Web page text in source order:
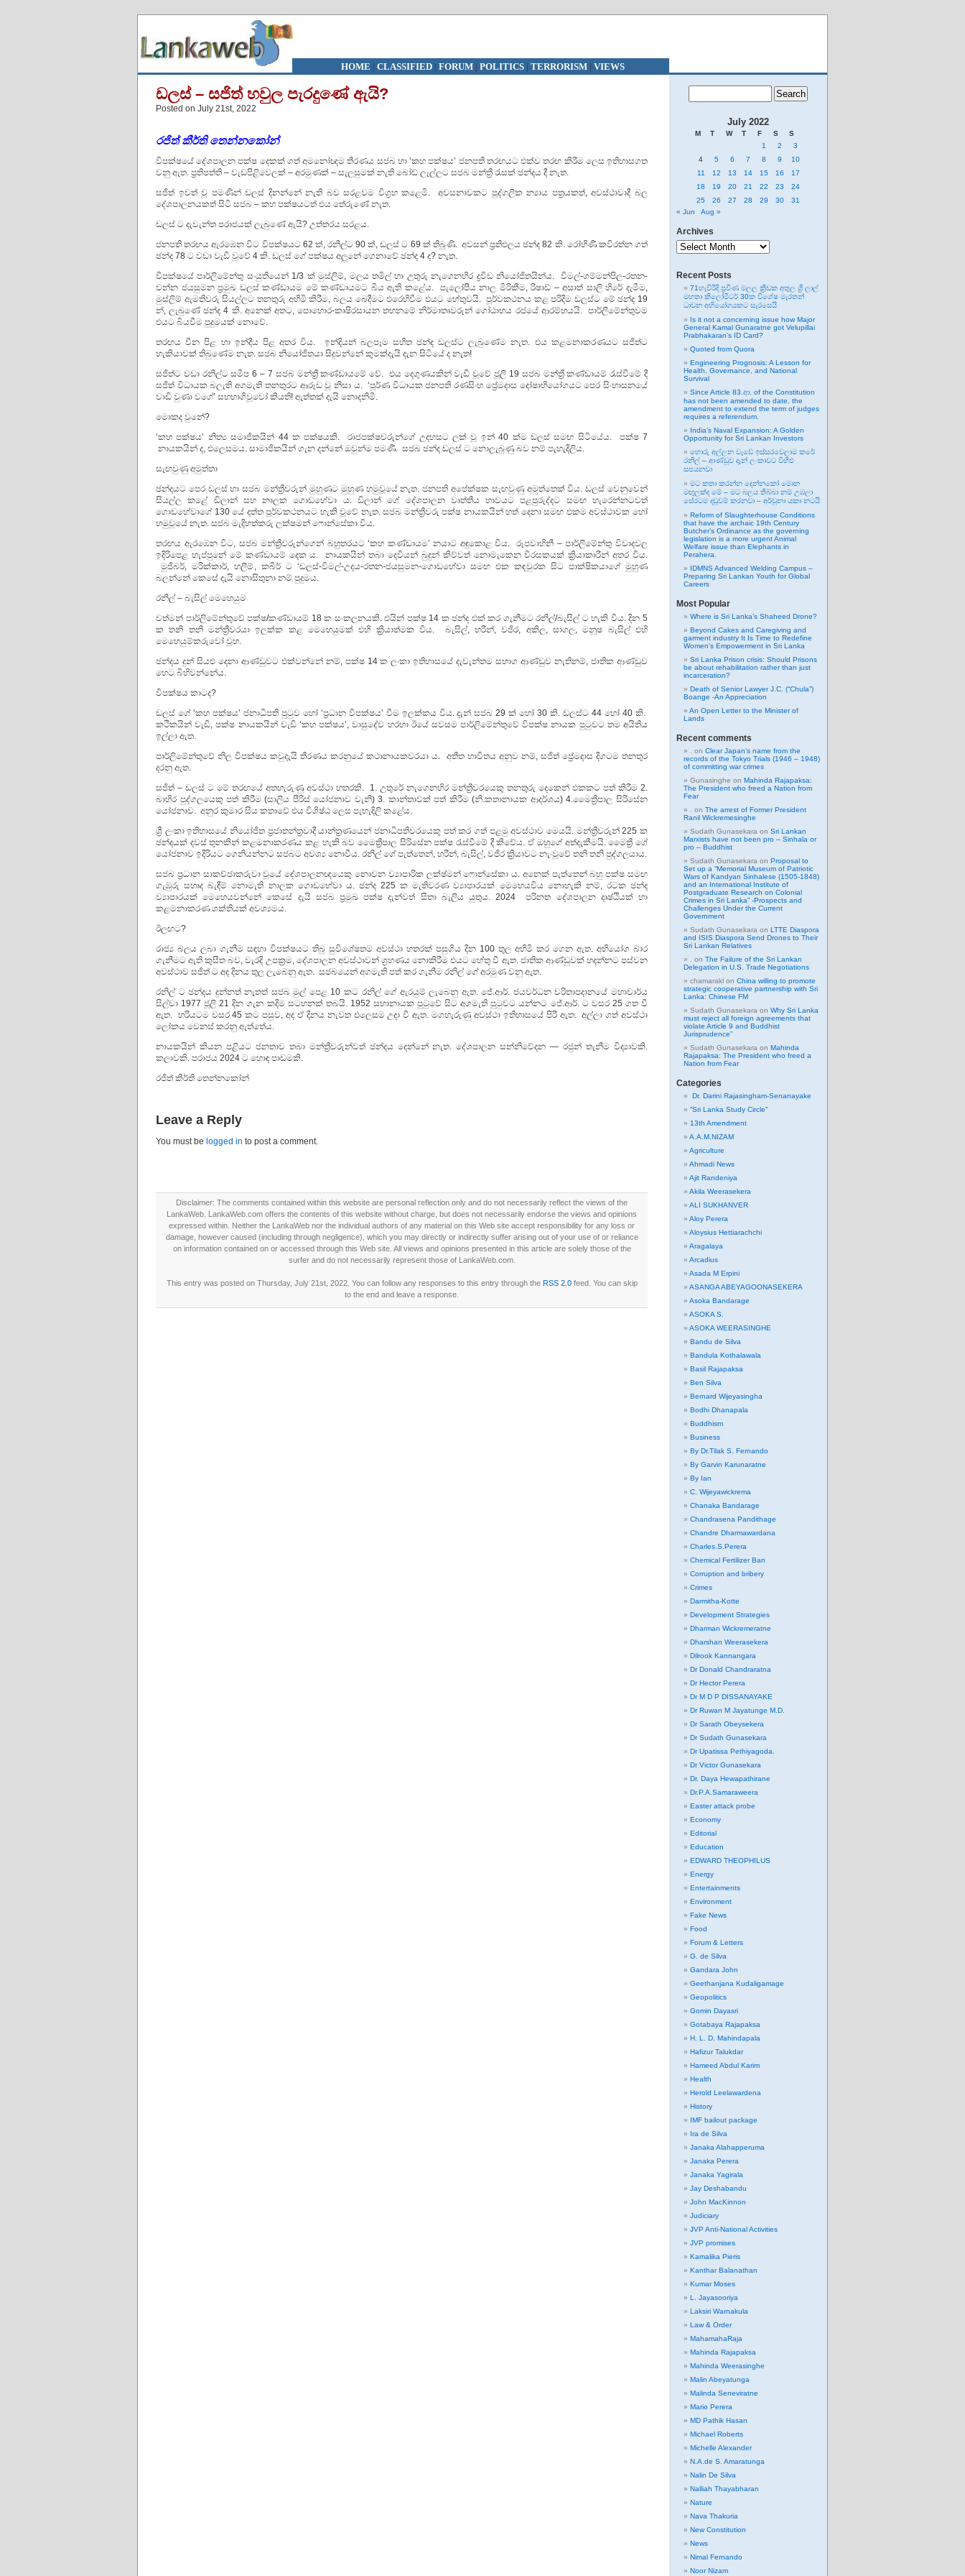
HOME | CLASSIFIED| FORUM| POLITICS | TERRORISM| VIEWS
ඩලස් – සජිත් හවුල පැරදුණේ ඇයි?
Posted on July 21st, 2022
රජිත් කීර්ති තෙන්නකෝන්
විපක්ෂයේ දේශපාලන පක්ෂ දෙකක් ගත් අමනෝඥම තීරණය සජබ හා ‘කහ පක්ෂය’ ජනපති තරඟයට එක්ව තරඟ කිරීම ලෙස ඉතිහාසගත
වනු ඇත. ප්‍රතිපත්ති – වැඩපිළිවෙලක් – අරමුණක් – සැලසුමක් නැති බෝඩ් ලෑල්ලට සජබ මන්ත්‍රී රැසක් ඡන්දය දී නැත.
සජිත් ඉවත් වූ පමණින් ඩලස් දිනන්නේ නැති බව සරළවම විග්‍රහ කළෙමි. අවසනාවකට පුද්ගලික න්‍යාය පත්‍රයකත්, අවස්ථාවාදී බල
දේශපාලනයකත් සිටි සජබ – කහ පක්ෂයටත් එය තේරුණේ නැත.
ඩලස් ට දැවැන්ත පරාජයක් ලැබුණේ ඇයි? උත්තරය සරළය.
ජනපති තරඟය ඇරඹෙන විට විපක්ෂයට 62 ක්, රනිල්ට 90 ක්, ඩලස් ට 69 ක් තිබූණි. අවසන් ප්‍රතිඑලය ඡන්ද 82 කි. රෝහිණී කවිරත්න ගත්
ඡන්ද 78 ට වඩා වැඩි වූවේ 4 කි. ඩලස් ගේ පක්ෂය අලුනේ ගෙනාවේ ඡන්ද 4 ද? නැත.
විපක්ෂයේ පාර්ලිමේන්තු සංයුතියෙන් 1/3 ක් මුස්ලිම්, මලය තමිල් හා උතුරු නැගෙනහිර ද්‍රවිඩ නියෝජිතයින්ය. විමල්-ගම්මන්පිල-රතන-
චන්න ජයසුමන ප්‍රමුඛ ඩලස් කණ්ඩායම මේ කණ්ඩායමට බිය ඇති කළේය. පැලෝපීය නාල මිරිකීම, රිෂාඩ් – අසාත් සාලි හිරේ දැමීම,
මුස්ලිම් ඇමතිවරු සියල්ලට තනතුරු අහිමි කිරීම, බලය බෙදීමට එරෙහිවීම එයට හේතුවයි. පූර්වකථනය කළ පරිදිම ඩලස්ට මේ ඡන්ද 19
න්, ලැබුණේ ඡන්ද 4 කි. අනෙක් අතට, පොහොර-කෘෂිරසායන තහනමේ නිර්මාතෘවරුන් ගෝඨාභය රජයේ ආරම්භයයි. පාර්ලිමේන්තුවම
එයට බියවීම පුදුමයක් නොවේ.
තරඟය චීන පිළ හා ඉන්දීය පිළ අතර විය. ඉන්දියන් බලපෑම සහිත ඡන්ද ඩලස්ට ලැබුණේම නැත. එය කළමනාකරණයට සජිත්ට
හැකියාවක් තිබුණේම නැත. සජබ නියෝජිතයා සිදුවන්නේ කුමක්දැයි දැන සිටියේ ද නැත!
සජිත්ට වඩා රනිල්ට සමීප 6 – 7 සජබ මන්ත්‍රී කණ්ඩායමේ වේ. එය දෙගුණයකින් වැඩි වූවේ ජූලි 19 සජබ මන්ත්‍රී කණ්ඩායම් රැස්වීමේ දී
සජිත් විධායක බලැති අගමැති තනතුරට ආරූඩ වූ නිසා ය. ‘පූර්ණ විධායක ජනපති රණසිංහ ප්‍රේමදාස දෝෂාභියෝගයට පෙර සිංහාසනයේ
වාඩි වුණා වගේ’ සහභාගිවූවෝ කියති! ඇත්තක් දැයි නොදනිමි.
මොකද වුනේ?
‘කහ පක්ෂය’ නිත්‍ය සමාජිකයින් 44 ක පක්ෂයකි. රාජපක්ෂවරුන්ගේ උදහසට ලක් වූ ඉන් 40 ක්ම ඩලස් සමඟ සිටියේය. පක්ෂ 7
නායකයින් ද, එලෙසමය. සාමාජිකයින් ගැන දන්නේ ඔවුන්ම පමණී. සජබ ඡන්ද ඩලස් ට නොලැබුණු බව නම් පැහැදිලිය.
සැඟවුණු අමුත්තා
ඡන්දයට පෙර ඩලස් හා සජබ මන්ත්‍රීවරුන් මුහුණට මුහුණ හමුවූයේ නැත. ජනපති අපේක්ෂක සැඟවුණු අමුත්තෙක් විය. ඩලස් වෙනුවෙන්
සියල්ල කළේ ඩිලාන් සහ නාලක ගොඩහේවා ය. ඩිලාන් ගේ දේශපාලන වෘත්තීය භාවයට පළපුරුද්දට සමඟ හැරෙන්නටවත්
ගොඩහේවාගේ 130 යේ දත්ත පූර්වකථනයට හැකි වූවේ නැත. සජබ මන්ත්‍රීවරු පක්ෂ නායකයින් හත් දෙනා සමඟ එකම අවස්ථාවක හෝ
හමුවූයේ නැත. සජබ මැදිහත්කරු ලක්ෂමන් ෆොන්සේකා විය.
තරඟය ඇරඹෙන විට, සජබ මන්ත්‍රීවරුන්ගෙන් බහුතරයට ‘කහ කණ්ඩායම’ නයාට අඳුකොළ විය. රූපවාහිනී – පාර්ලිමේන්තු විවාදවල
ඉදිරිපෙළ හැප්පුනේ මේ කණ්ඩායම් දෙක ය. නායකයින් තබා දෙවියන් බුදුන් කිව්වත් නොමැකෙන විරසකයක් ක්‍රියාකාරීන් අතර විය.
මුජිබර්, මරික්කාර්, හලීම්, කබීර් ට ‘ඩලස්-විමල්-උදය-රතන-ජයසුමන-ගොඩහේවා සමඟ එක කඳවුරක සිට පාක්ෂිකයාගේ මුහුණ
බලන්නේ කෙසේ දැයි නොසිතුනා නම් පුදුමය.
රනිල් – බැසිල් මෙහෙයුම
වත්මන් පාර්ලිමේන්තුවේ පක්ෂ/කණ්ඩායම් 18 ක සංකලනයකි. එයින් පක්ෂ 14 ක ඡන්ද එක් කර ගැනීමට රනිල්/බැසිල් ට හැකි විය. දින 5
ක තනි තනි මන්ත්‍රීවරයා ඉලක්ක කළ මෙහෙයුමක් එහි ක්‍රියාත්මක විය. බැසිල්, හරීන්, වජිර, අකිල, සාගල, මනූෂ බැසිල් එහි
මෙහෙයුම්කරුවෝ වූහ.
ඡන්දය දුන් සියළු දෙනා ආණ්ඩුවට එක්වන්නේ නම්, පක්ෂ 14 ක ලංකා ඉතිහාසයේ දැවැන්තම සභාග ආණ්ඩුව නැතිනම්, ජාතික ආණ්ඩුව
හෙට බිහිවන්නේය.
විපක්ෂය කාටද?
ඩලස් ගේ ‘කහ පක්ෂය’ ජනාධිපති පුටුව හෝ ‘ප්‍රධාන විපක්ෂය’ වීම ඉලක්කය විය. දැන් සජබ 29 ක් හෝ 30 කි. ඩලස්ට 44 හෝ 40 කි.
කථිකයින් වැඩි, පක්ෂ නායකයින් වැඩි ‘කහ පක්ෂය’, වාසුදේව හරහා ඊයේ සවසම පාර්ලිමේන්තුවේ විපක්ෂ නායක පුටුවට තම අයිතිය
ඉල්ලා ඇත.
පාර්ලිමේන්තුවේ නිල විපක්ෂය කවුදැයි තීරණය කරනුයේ කථානායකවරයා ය. අතීත භාවිතය අනුව නම්, සජිත් ප්‍රේමදාස දිගටම තනතුර
දරනු ඇත.
සජිත් – ඩලස් ට මේ තරඟයේ අතහැරුණු අවස්ථා හතරකි. 1. උතුරේ නැගෙනහිර මන්ත්‍රීවරයෙකු තනතුරු දෙකෙන් එකකට පත් කිරීම 2.
බාහිර පුද්ගලයෙකු පත් කිරීම (සාලිය පීරිස් යෝජනාව වැනි) 3. කාන්තාවක් පත් කිරීම (නි.කතානායක ආදර්ශය) 4.මෛත්‍රීපාල සිරිසේන
යෝජනාව. අනුර කුමාර සිය කතාවේ එය විශිෂ්ඨ ලෙස පැහැදිලි කළේය.
ශ්‍රී ලංකා ඉතිහාසයේ නියෝජිත ප්‍රජාතන්ත්‍රවාදී යාන්ත්‍රණයෙන් ජනාධිපතිවරයෙකු පත් කර ගත් පළමු අවස්ථාව මෙයයි. මන්ත්‍රීවරුන් 225 ක
ඡන්දයක් දවස් තුනකින් කළමනාකරණය කළ හැකි බව මෛත්‍රීපාල සිරිසේන පක්ෂ රැස්වීමේ දී කිවේය. ඒ ඔහුගේ අත්දැකීමයි. මෛත්‍රී ගේ
යෝජනාව ඉදිරියට ගෙනියන්නට සජබට අවශ්‍ය නොවීය. රනිල් ගේ පැත්තෙන්, හරීන්, බැසිල්, වජිර ක්‍රියාවට නැංවූවේ තනි තනි පුද්ගලයාය.
සජබ ප්‍රධාන සාකච්ඡාකරුවා වූයේ දේශපාලනඥයෙකු නොවන ව්‍යාපාරික ලක්ෂ්මන් ෆොන්සේකා ය. අනෙක් පැත්තෙන් බහු පක්ෂ සමඟ
ගැඹුරු සහෘද බැඳීම් නොමැති නාලක ගොඩහේවා ය. ඡන්ද 225 ක මැතිවරණ ව්‍යාපාරයක් මෙහෙයවිය නොහැකි නම්, රටක ඡන්ද
ව්‍යාපාරයක් මෙහෙයවන්නේ කෙසේ දැයි සජබ ප්‍රමුඛ පක්ෂ දැන්වත් සිතා බැලිය යුතුය. 2024 පරිනත දේශපාලන දෘෂ්ඨියක් හා
කළමනාකරණ ශක්තියක් අවශ්‍යමය.
ඊලඟට?
රාජ්‍ය බලය ලබා ගැනීම සඳහා විපක්ෂයට තිබූ සුවිශේෂතම අවස්ථා හතරක් පසුගිය දින 100 තුල අහිමි කර ගෙන ඇත. අභියෝග බාර
ගැනීමට ඇති කුසීත බව, වැරදි උපක්‍රම, දේශපාලන අවස්ථාවන් ග්‍රහණය නොකිරීම එයට හේතු වී ඇත. ජාතික ආණ්ඩුවක් හදන්නට පස්වන
අවස්ථාව සජිත් ට අද දිනය තුල ලැබෙනු ඇත. සජබයෙන් අගමැති පත් කර ගැනීම රනිල් ගේ අරමුණ වනු ඇත.
රනිල් ට ඡන්දය දුන්නත් නැතත් සජබ මුල් පෙළ 10 කට රනිල් ගේ ඇරයුම් ලැබෙනු ඇත. ජේ.ආර්. ජයවර්ධන චරිතාපදානයේ මහාචාර්ය
සිල්වා 1977 ජූලි 21 දින ගැන කදිම සටහනක් තබයි. 1952 සභානායක පුටුවේ සිට අගමැති පුටුවට යන්නට ජේ.ආර්. ට වසර 25 ගත වී
ඇත. හරියටම වසර 45 කට පසුව, අද ඒ දිනය නැවත එලෙසම උදා වී ඇත. මගහැරුණු අවස්ථා ඉතිහාසයේ පිරී ඇත. අල්ලා ගත් අවස්ථා
ලෝකය වෙනස් කරනු ඇත්තේය.
නායකයින් කියන පළියට ජනතාව තබා මන්ත්‍රීවරුන්වත් ඡන්දය දෙන්නේ නැත. දේශපාලන සන්නිවේදන — රජුන් තැනීම විද්‍යාවකි.
කලාවකි. පරාජය 2024 ට හොඳ පාඩමකි.
රජිත් කීර්ති තෙන්නකෝන්
Leave a Reply
You must be logged in to post a comment.
Disclaimer: The comments contained within this website are personal reflection only and do not necessarily reflect the views of the
LankaWeb. LankaWeb.com offers the contents of this website without charge, but does not necessarily endorse the views and opinions
expressed within. Neither the LankaWeb nor the individual authors of any material on this Web site accept responsibility for any loss or
damage, however caused (including through negligence), which you may directly or indirectly suffer arising out of your use of or reliance
on information contained on or accessed through this Web site. All views and opinions presented in this article are solely those of the
surfer and do not necessarily represent those of LankaWeb.com.
This entry was posted on Thursday, July 21st, 2022. You can follow any responses to this entry through the RSS 2.0feed. You can skip
to the end and leave a response.
July 2022
M T W T F S
S
1
2
3
4
5 6 7 8 9
10
11
12 13 14 15 16
17
18
19 20 21 22 23
24
25
26 27 28 29 30
31
« Jun
Aug »
Archives
Archives
Recent Posts
71හැවිරිදි ප්‍රවීණ මලල ක්‍රීඩක අතුල ශ්‍රී ලාල්
මහතා කිලෝමීටර් 30ක විශේෂ මැරතන්
ධාවන අභියෝගයකට සැරසෙයි
Is it not a concerning issue how Major
General Kamal Gunaratne got Velupillai
Prabhakaran’s ID Card?
Quoted from Quora
Engineering Prognosis: A Lesson for
Health, Governance, and National
Survival
Since Article 83.ආ. of the Constitution
has not been amended to date, the
amendment to extend the term of judges
requires a referendum.
India’s Naval Expansion: A Golden
Opportunity for Sri Lankan Investors
හොරු අල්ලන වැඩේ ඉස්සරවෙලාම කරේ
රනිල් – ආණ්ඩුව දැන් ලංකාවට විහිළු
සපයනවා
මට කතා කරන්න දෙන්නකෝ මොන
මඟුලක්ද මේ – මට බලය තිබ්බා නම් උඹලා
සේරටම දඬුවම් කරනවා – අර්චුනා යකා නටයි
Reform of Slaughterhouse Conditions
that have the archaic 19th Century
Butcher’s Ordinance as the governing
legislation is a more urgent Animal
Welfare issue than Elephants in
Perahera.
IDMNS Advanced Welding Campus –
Preparing Sri Lankan Youth for Global
Careers
Most Popular
Where is Sri Lanka’s Shaheed Drone?
Beyond Cakes and Caregiving and
garment industry It Is Time to Redefine
Women’s Empowerment in Sri Lanka
Sri Lanka Prison crisis: Should Prisons
be about rehabilitation rather than just
incarceration?
Death of Senior Lawyer J.C. (“Chula”)
Boange -An Appreciation
An Open Letter to the Minister of
Lands
Recent comments
on Clear Japan’s name from the
records of the Tokyo Trials (1946 – 1948)
of committing war crimes
Gunasinghe on Mahinda Rajapaksa:
The President who freed a Nation from
Fear
on The arrest of Former President
Ranil Wickremesinghe
Sudath Gunasekara on Sri Lankan
Marxists have not been pro – Sinhala or
pro – Buddhist
Sudath Gunasekara on Proposal to
Set up a “Memorial Museum of Patriotic
Wars of Kandyan Sinhalese (1505-1848)
and an International Institute of
Postgraduate Research on Colonial
Crimes in Sri Lanka” -Prospects and
Challenges Under the Current
Government
Sudath Gunasekara on LTTE Diaspora
and ISIS Diaspora Send Drones to Their
Sri Lankan Relatives
on The Failure of the Sri Lankan
Delegation in U.S. Trade Negotiations
chamarakl on China willing to promote
strategic cooperative partnership with Sri
Lanka: Chinese FM
Sudath Gunasekara on Why Sri Lanka
must reject all foreign agreements that
violate Article 9 and Buddhist
Jurisprudence”
Sudath Gunasekara on Mahinda
Rajapaksa: The President who freed a
Nation from Fear
Categories
Dr. Darini Rajasingham-Senanayake
“Sri Lanka Study Circle”
13th Amendment
A.A.M.NIZAM
Agriculture
Ahmadi News
Ajit Randeniya
Akila Weerasekera
ALI SUKHANVER
Aloy Perera
Aloysius Hettiarachchi
Aragalaya
Arcadius
Asada M Erpini
ASANGA ABEYAGOONASEKERA
Asoka Bandarage
ASOKA S.
ASOKA WEERASINGHE
Bandu de Silva
Bandula Kothalawala
Basil Rajapaksa
Ben Silva
Bernard Wijeyasingha
Bodhi Dhanapala
Buddhism
Business
By Dr.Tilak S. Fernando
By Garvin Karunaratne
By Ian
C. Wijeyawickrema
Chanaka Bandarage
Chandrasena Pandithage
Chandre Dharmawardana
Charles.S.Perera
Chemical Fertilizer Ban
Corruption and bribery
Crimes
Darmitha-Kotte
Development Strategies
Dharman Wickremeratne
Dharshan Weerasekera
Dilrook Kannangara
Dr Donald Chandraratna
Dr Hector Perera
Dr M D P DISSANAYAKE
Dr Ruwan M Jayatunge M.D.
Dr Sarath Obeysekera
Dr Sudath Gunasekara
Dr Upatissa Pethiyagoda.
Dr Victor Gunasekara
Dr. Daya Hewapathirane
Dr.P.A.Samaraweera
Easter attack probe
Economy
Editorial
Education
EDWARD THEOPHILUS
Energy
Entertainments
Environment
Fake News
Food
Forum & Letters
G. de Silva
Gandara John
Geethanjana Kudaligamage
Geopolitics
Gomin Dayasri
Gotabaya Rajapaksa
H. L. D. Mahindapala
Hafizur Talukdar
Hameed Abdul Karim
Health
Herold Leelawardena
History
IMF bailout package
Ira de Silva
Janaka Alahapperuma
Janaka Perera
Janaka Yagirala
Jay Deshabandu
John MacKinnon
Judiciary
JVP Anti-National Activities
JVP promises
Kamalika Pieris
Kanthar Balanathan
Kumar Moses
L. Jayasooriya
Laksiri Warnakula
Law & Order
MahamahaRaja
Mahinda Rajapaksa
Mahinda Weerasinghe
Malin Abeyatunga
Malinda Seneviratne
Mario Perera
MD Pathik Hasan
Michael Roberts
Michelle Alexander
N.A.de S. Amaratunga
Nalin De Silva
Nalliah Thayabharan
Nature
Nava Thakuria
New Constitution
News
Nimal Fernando
Noor Nizam